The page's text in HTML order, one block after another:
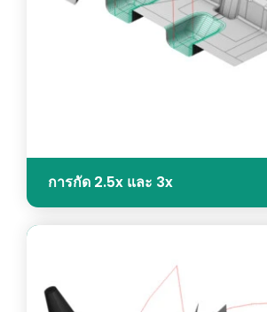
การกัด 2.5x และ 3x